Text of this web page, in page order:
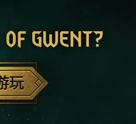
OF GWENT?
玩